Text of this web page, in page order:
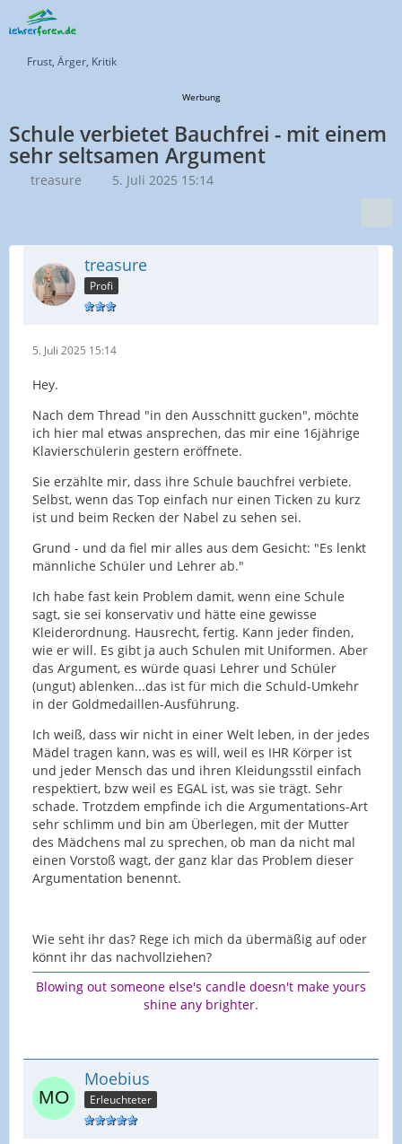
Frust, Ärger, Kritik
Werbung
Schule verbietet Bauchfrei - mit einem
sehr seltsamen Argument
treasure 5. Juli 2025 15:14
treasure
Profi
5. Juli 2025 15:14
Hey.
Nach dem Thread "in den Ausschnitt gucken", möchte
ich hier mal etwas ansprechen, das mir eine 16jährige
Klavierschülerin gestern eröffnete.
Sie erzählte mir, dass ihre Schule bauchfrei verbiete.
Selbst, wenn das Top einfach nur einen Ticken zu kurz
ist und beim Recken der Nabel zu sehen sei.
Grund - und da fiel mir alles aus dem Gesicht: "Es lenkt
männliche Schüler und Lehrer ab."
Ich habe fast kein Problem damit, wenn eine Schule
sagt, sie sei konservativ und hätte eine gewisse
Kleiderordnung. Hausrecht, fertig. Kann jeder finden,
wie er will. Es gibt ja auch Schulen mit Uniformen. Aber
das Argument, es würde quasi Lehrer und Schüler
(ungut) ablenken...das ist für mich die Schuld-Umkehr
in der Goldmedaillen-Ausführung.
Ich weiß, dass wir nicht in einer Welt leben, in der jedes
Mädel tragen kann, was es will, weil es IHR Körper ist
und jeder Mensch das und ihren Kleidungsstil einfach
respektiert, bzw weil es EGAL ist, was sie trägt. Sehr
schade. Trotzdem empfinde ich die Argumentations-Art
sehr schlimm und bin am Überlegen, mit der Mutter
des Mädchens mal zu sprechen, ob man da nicht mal
einen Vorstoß wagt, der ganz klar das Problem dieser
Argumentation benennt.
Wie seht ihr das? Rege ich mich da übermäßig auf oder
könnt ihr das nachvollziehen?
Blowing out someone else's candle doesn't make yours
shine any brighter.
Moebius
Erleuchteter